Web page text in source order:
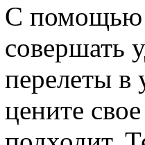
С помощью
совершать
перелеты в
цените